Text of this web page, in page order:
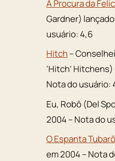
À Procura da
Gardner)
usuário: 4,6
Hitch –
‘Hitch’
Nota do usuário:
Eu, Robô (Del
2004 – Nota do
O Espanta
em 2004 – Nota